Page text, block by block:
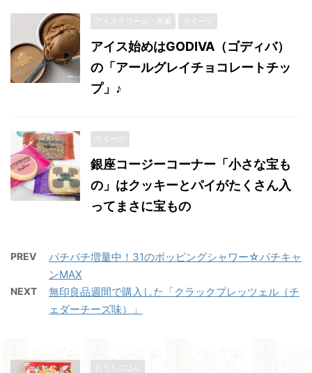
アイスクリーム・氷菓 スイーツ
アイス始めはGODIVA（ゴディバ）
の「アールグレイチョコレートチッ
プ」♪
スイーツ
銀座コージーコーナー「小さな宝も
の」はクッキーとパイがたくさん入
ってまさに宝もの
PREV
パチパチ増量中！31のポッピングシャワー☆パチキャ
ンMAX
NEXT
無印良品週間で購入した「クラックプレッツェル（チ
ェダーチーズ味）」
おうちごはん